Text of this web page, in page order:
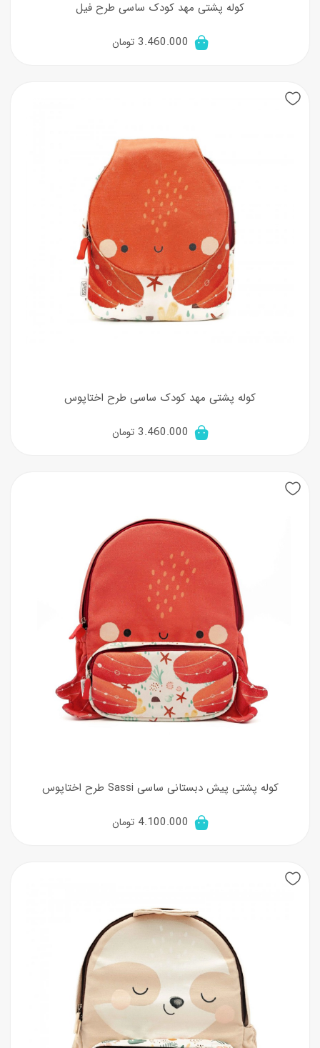
کوله پشتی مهد کودک ساسی طرح فیل
3.460.000 تومان
کوله پشتی مهد کودک ساسی طرح اختاپوس
3.460.000 تومان
کوله پشتی پیش دبستانی ساسی Sassi طرح اختاپوس
4.100.000 تومان